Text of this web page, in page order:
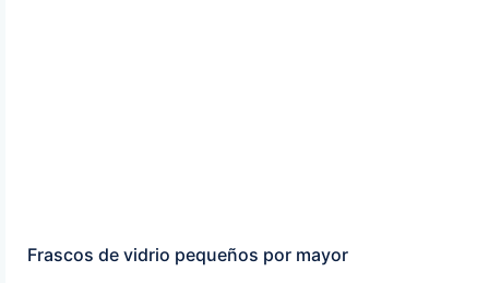
Frascos de vidrio pequeños por mayor